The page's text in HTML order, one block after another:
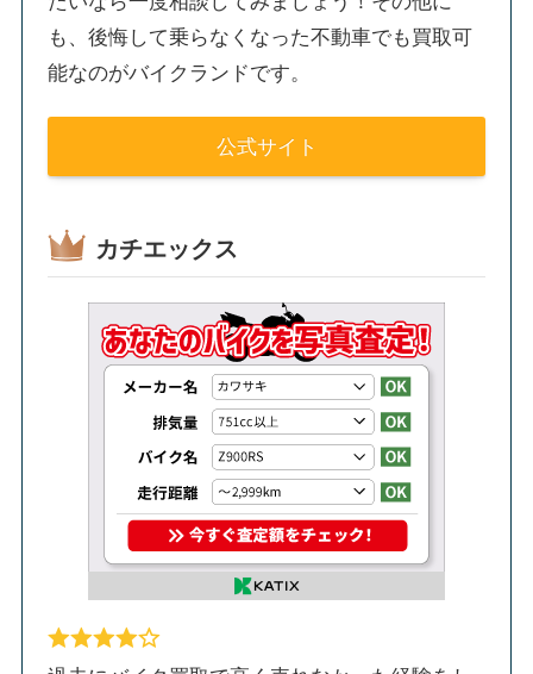
も、後悔して乗らなくなった不動車でも買取可
能なのがバイクランドです。
公式サイト
カチエックス